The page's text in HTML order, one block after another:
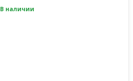
В наличии